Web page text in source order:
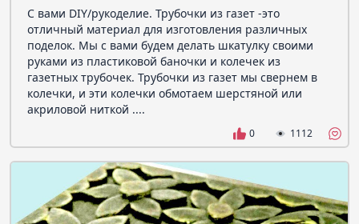
С вами DIY/рукоделие. Трубочки из газет -это
отличный материал для изготовления различных
поделок. Мы с вами будем делать шкатулку своими
руками из пластиковой баночки и колечек из
газетных трубочек. Трубочки из газет мы свернем в
колечки, и эти колечки обмотаем шерстяной или
акриловой ниткой ....
0 1112